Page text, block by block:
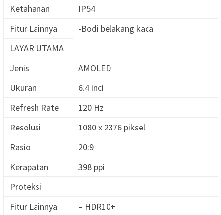
Ketahanan
IP54
Fitur Lainnya
-Bodi belakang kaca
LAYAR UTAMA
Jenis
AMOLED
Ukuran
6.4 inci
Refresh Rate
120 Hz
Resolusi
1080 x 2376 piksel
Rasio
20:9
Kerapatan
398 ppi
Proteksi
Fitur Lainnya
– HDR10+